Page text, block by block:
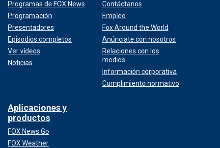
Programas de FOX News
Programación
Presentadores
Episodios completos
Ver vídeos
Noticias
Contáctanos
Empleo
Fox Around the World
Anúnciate con nosotros
Relaciones con los
medios
Información corporativa
Cumplimiento normativo
Aplicaciones y
productos
FOX News Go
FOX Weather